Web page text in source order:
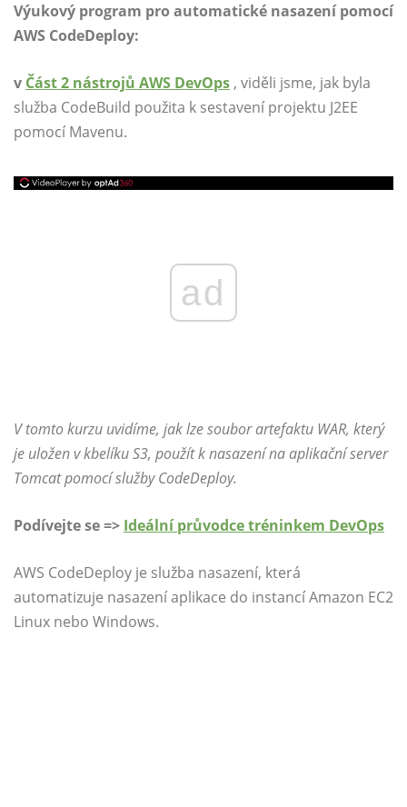
Výukový program pro automatické nasazení pomocí
AWS CodeDeploy:
v Část 2 nástrojů AWS DevOps , viděli jsme, jak byla
služba CodeBuild použita k sestavení projektu J2EE
pomocí Mavenu.
ad
V tomto kurzu uvidíme, jak lze soubor artefaktu WAR, který
je uložen v kbelíku S3, použít k nasazení na aplikační server
Tomcat pomocí služby CodeDeploy.
Podívejte se => Ideální průvodce tréninkem DevOps
AWS CodeDeploy je služba nasazení, která
automatizuje nasazení aplikace do instancí Amazon EC2
Linux nebo Windows.